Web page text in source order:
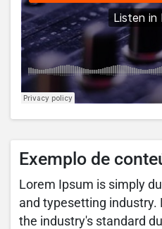
Exemplo de
Lorem Ipsum is simply
and typesetting industry.
the industry's standard